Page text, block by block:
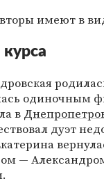
имеют в
одиночным
в
дуэт
—